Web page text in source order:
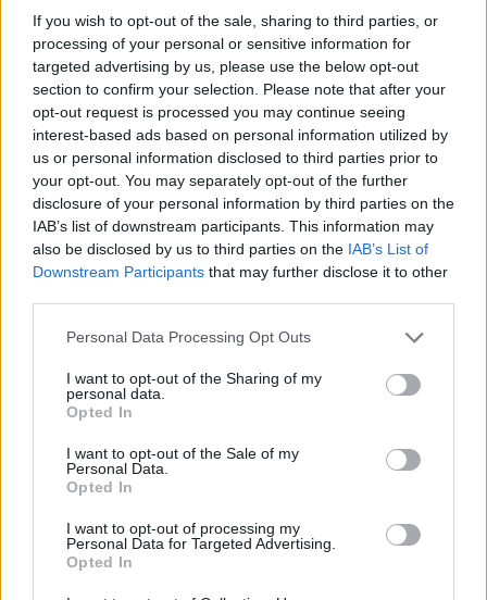
If you wish to opt-out of the sale, sharing to third parties, or
processing of your personal or sensitive information for
targeted advertising by us, please use the below opt-out
section to confirm your selection. Please note that after your
opt-out request is processed you may continue seeing
interest-based ads based on personal information utilized by
us or personal information disclosed to third parties prior to
your opt-out. You may separately opt-out of the further
disclosure of your personal information by third parties on the
IAB’s list of downstream participants. This information may
also be disclosed by us to third parties on the IAB’s List of
Downstream Participants that may further disclose it to other
Please note that this website/app uses one or more Google
not limited to your visit or usage behaviour. You may click to
grant or deny consent to Google and its third-party tags to
use your data for below specified purposes in below Google
consent section.
Personal Data Processing Opt Outs
I want to opt-out of the Sharing of my
personal data.
Opted In
I want to opt-out of the Sale of my
Personal Data.
Opted In
I want to opt-out of processing my
Personal Data for Targeted Advertising.
Opted In
23/NOV/25 13:08
Basketbol Süper Ligi’nde Aliağa Petkimspor, Yukatel
Merkezefendi Belediyesi’ni ağırladı.
David Efianayi Sırtladı; Aliağa
Petkimspor, AEK Larnaca’yı
Farklı Geçti
12/NOV/25 18:00
FIBA Europe Cup'ta temsilcimiz Aliağa Petkimspor, AEK
Larnaca'yı konuk etti.
Çekti; Esenler Erokspor,
Galip Çıktı
09/NOV/25 15:32
BSL’de Petkimspor ile Esenler Erokspor karşı karşıya geldi.
Petkimspor, Romanya
Deplasmanında Zorlanmadı